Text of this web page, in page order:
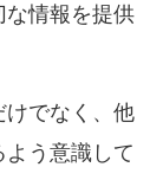
な情報を提供
けでなく、他
う意識して